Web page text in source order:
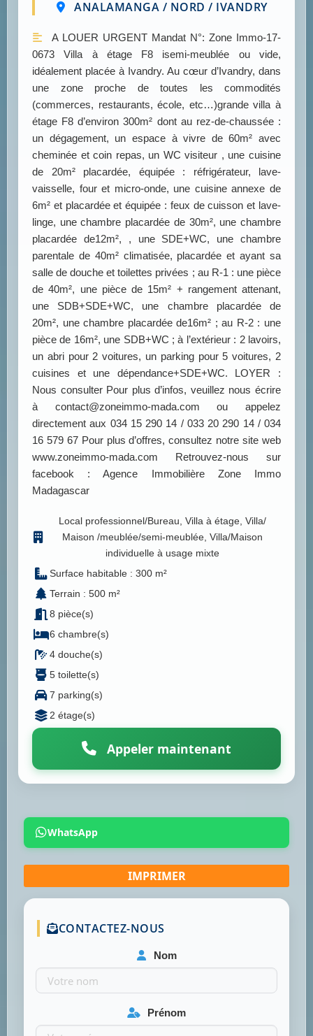
ANALAMANGA / NORD / IVANDRY
A LOUER URGENT Mandat N°: Zone Immo-17-
0673 Villa à étage F8 isemi-meublée ou vide,
idéalement placée à Ivandry. Au cœur d’Ivandry, dans
une zone proche de toutes les commodités
(commerces, restaurants, école, etc…)grande villa à
étage F8 d’environ 300m² dont au rez-de-chaussée :
un dégagement, un espace à vivre de 60m² avec
cheminée et coin repas, un WC visiteur , une cuisine
de 20m² placardée, équipée : réfrigérateur, lave-
vaisselle, four et micro-onde, une cuisine annexe de
6m² et placardée et équipée : feux de cuisson et lave-
linge, une chambre placardée de 30m², une chambre
placardée de12m², , une SDE+WC, une chambre
parentale de 40m² climatisée, placardée et ayant sa
salle de douche et toilettes privées ; au R-1 : une pièce
de 40m², une pièce de 15m² + rangement attenant,
une SDB+SDE+WC, une chambre placardée de
20m², une chambre placardée de16m² ; au R-2 : une
pièce de 16m², une SDB+WC ; à l’extérieur : 2 lavoirs,
un abri pour 2 voitures, un parking pour 5 voitures, 2
cuisines et une dépendance+SDE+WC. LOYER :
Nous consulter Pour plus d’infos, veuillez nous écrire
à contact@zoneimmo-mada.com ou appelez
directement aux 034 15 290 14 / 033 20 290 14 / 034
16 579 67 Pour plus d’offres, consultez notre site web
www.zoneimmo-mada.com Retrouvez-nous sur
facebook : Agence Immobilière Zone Immo
Madagascar
Local professionnel/Bureau, Villa à étage, Villa/
Maison /meublée/semi-meublée, Villa/Maison
individuelle à usage mixte
Surface habitable : 300 m²
Terrain : 500 m²
8 pièce(s)
6 chambre(s)
4 douche(s)
5 toilette(s)
7 parking(s)
2 étage(s)
Appeler maintenant
WhatsApp
CONTACTEZ-NOUS
Nom
Prénom